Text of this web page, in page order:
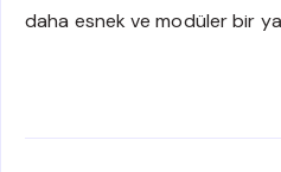
daha esnek ve modüler bir